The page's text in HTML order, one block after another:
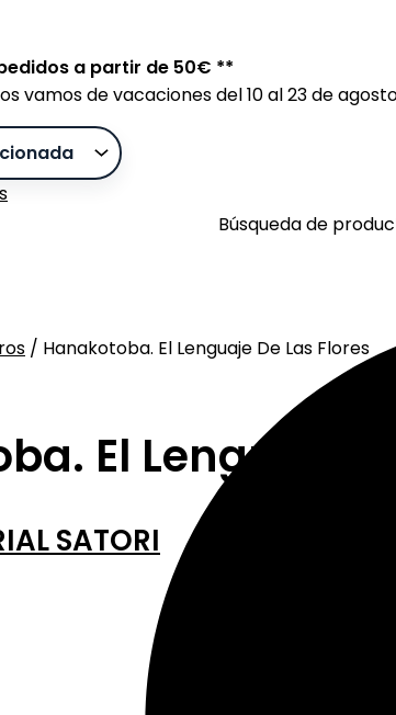
a partir de 50€ **
vamos de vacaciones del 10 al 23 de
Búsqueda de
/ Hanakotoba. El Lenguaje De Las Flores
El Lenguaje
SATORI